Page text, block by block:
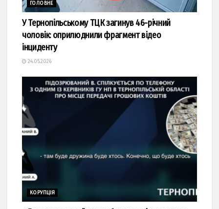
ГОЛОВНЕ
У Тернопільському ТЦК загинув 46-річний
чоловік: оприлюднили фрагмент відео
інциденту
24.05.2026
КОРУПЦІЯ